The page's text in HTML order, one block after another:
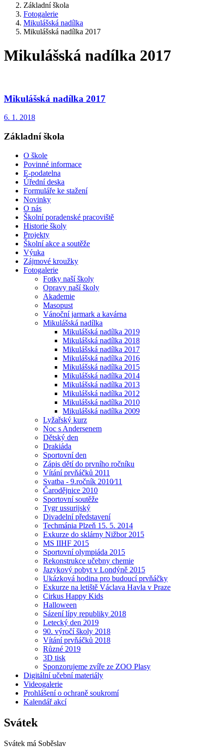
Základní škola
Fotogalerie
Mikulášská nadílka
Mikulášská nadílka 2017
Mikulášská nadílka 2017
Mikulášská nadílka 2017
6. 1. 2018
Základní škola
O škole
Povinné informace
E-podatelna
Úřední deska
Formuláře ke stažení
Novinky
O nás
Školní poradenské pracoviště
Historie školy
Projekty
Školní akce a soutěže
Výuka
Zájmové kroužky
Fotogalerie
Fotky naší školy
Opravy naší školy
Akademie
Masopust
Vánoční jarmark a kavárna
Mikulášská nadílka
Mikulášská nadílka 2019
Mikulášská nadílka 2018
Mikulášská nadílka 2017
Mikulášská nadílka 2016
Mikulášská nadílka 2015
Mikulášská nadílka 2014
Mikulášská nadílka 2013
Mikulášská nadílka 2012
Mikulášská nadílka 2010
Mikulášská nadílka 2009
Lyžařský kurz
Noc s Andersenem
Dětský den
Drakiáda
Sportovní den
Zápis dětí do prvního ročníku
Vítání prvňáčků 2011
Svatba - 9.ročník 2010⁄11
Čarodějnice 2010
Sportovní soutěže
Tygr ussurijský
Divadelní představení
Techmánia Plzeň 15. 5. 2014
Exkurze do sklárny Nižbor 2015
MS IIHF 2015
Sportovní olympiáda 2015
Rekonstrukce učebny chemie
Jazykový pobyt v Londýně 2015
Ukázková hodina pro budoucí prvňáčky
Exkurze na letiště Václava Havla v Praze
Cirkus Happy Kids
Halloween
Sázení lípy republiky 2018
Letecký den 2019
90. výročí školy 2018
Vítání prvňáčků 2018
Různé 2019
3D tisk
Sponzorujeme zvíře ze ZOO Plasy
Digitální učební materiály
Videogalerie
Prohlášení o ochraně soukromí
Kalendář akcí
Svátek
Svátek má Soběslav